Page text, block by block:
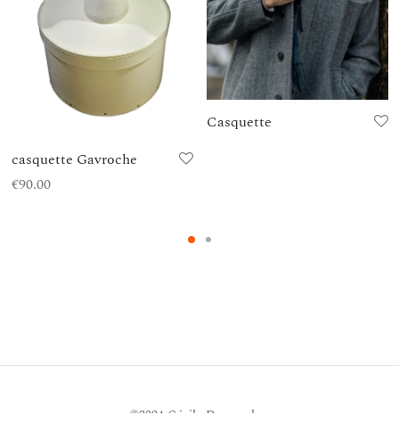
casquette Gavroche
€90.00
Casquette
©2024 Cécile Descombes